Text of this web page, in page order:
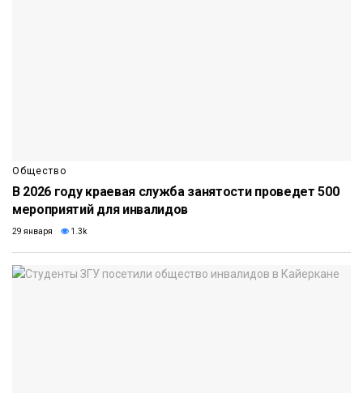
Общество
В 2026 году краевая служба занятости проведет 500
мероприятий для инвалидов
29 января 1.3k